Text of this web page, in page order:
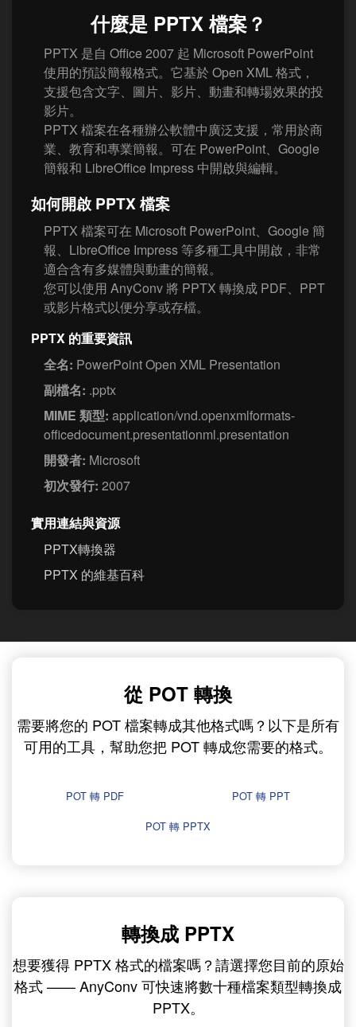
什麼是 PPTX 檔案？
PPTX 是自 Office 2007 起 Microsoft PowerPoint
使用的預設簡報格式。它基於 Open XML 格式，
支援包含文字、圖片、影片、動畫和轉場效果的投
影片。
PPTX 檔案在各種辦公軟體中廣泛支援，常用於商
業、教育和專業簡報。可在 PowerPoint、Google
簡報和 LibreOffice Impress 中開啟與編輯。
如何開啟 PPTX 檔案
PPTX 檔案可在 Microsoft PowerPoint、Google 簡
報、LibreOffice Impress 等多種工具中開啟，非常
適合含有多媒體與動畫的簡報。
您可以使用 AnyConv 將 PPTX 轉換成 PDF、PPT
或影片格式以便分享或存檔。
PPTX 的重要資訊
全名: PowerPoint Open XML Presentation
副檔名: .pptx
MIME 類型: application/vnd.openxmlformats-
officedocument.presentationml.presentation
開發者: Microsoft
初次發行: 2007
實用連結與資源
PPTX轉換器
PPTX 的維基百科
從 POT 轉換
需要將您的 POT 檔案轉成其他格式嗎？以下是所有
可用的工具，幫助您把 POT 轉成您需要的格式。
POT 轉 PDF
POT 轉 PPT
POT 轉 PPTX
轉換成 PPTX
想要獲得 PPTX 格式的檔案嗎？請選擇您目前的原始
格式 —— AnyConv 可快速將數十種檔案類型轉換成
PPTX。